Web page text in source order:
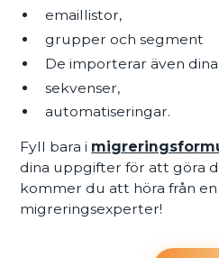
emaillistor,
grupper och segment
De importerar även
sekvenser,
automatiseringar.
Fyll bara i
dina uppgifter för att göra
kommer du att höra från en
migreringsexperter!